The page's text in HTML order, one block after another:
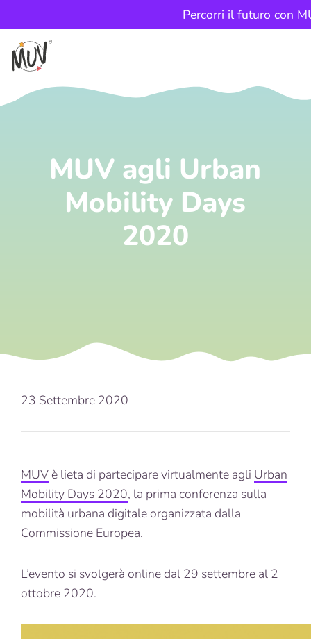
Percorri il futuro con
MUV agli Urban
Mobility Days
2020
23 Settembre 2020
MUV è lieta di partecipare virtualmente agli Urban
Mobility Days 2020, la prima conferenza sulla
mobilità urbana digitale organizzata dalla
Commissione Europea.
L’evento si svolgerà online dal 29 settembre al 2
ottobre 2020.